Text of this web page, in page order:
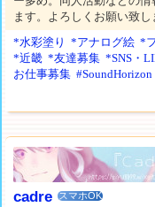
ます。よろしくお願い致し
*水彩塗り
*アナログ絵 *
*近畿 *友達募集 *SNS・
お仕事募集 #SoundHorizon
cadre スマホOK